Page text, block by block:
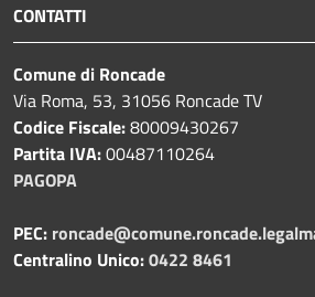
CONTATTI
Comune di Roncade
Via Roma, 53, 31056 Roncade TV
Codice Fiscale:80009430267
Partita IVA:00487110264
PAGOPA
PEC:
Centralino Unico:0422 8461